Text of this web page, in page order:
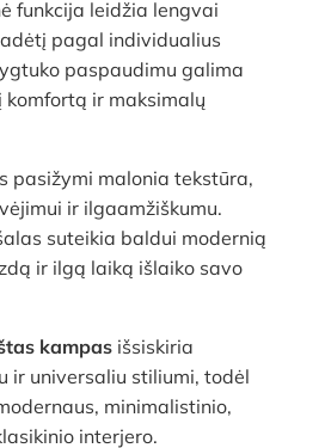
funkcija leidžia lengvai
pagal individualius
paspaudimu galima
ir maksimalų
pasižymi malonia tekstūra,
ir ilgaamžiškumu.
suteikia baldui modernią
ir ilgą laiką išlaiko savo
kampas išsiskiria
ir universaliu stiliumi, todėl
minimalistinio,
interjero.